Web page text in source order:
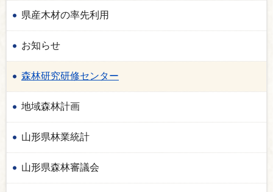
県産木材の率先利用
お知らせ
森林研究研修センター
地域森林計画
山形県林業統計
山形県森林審議会